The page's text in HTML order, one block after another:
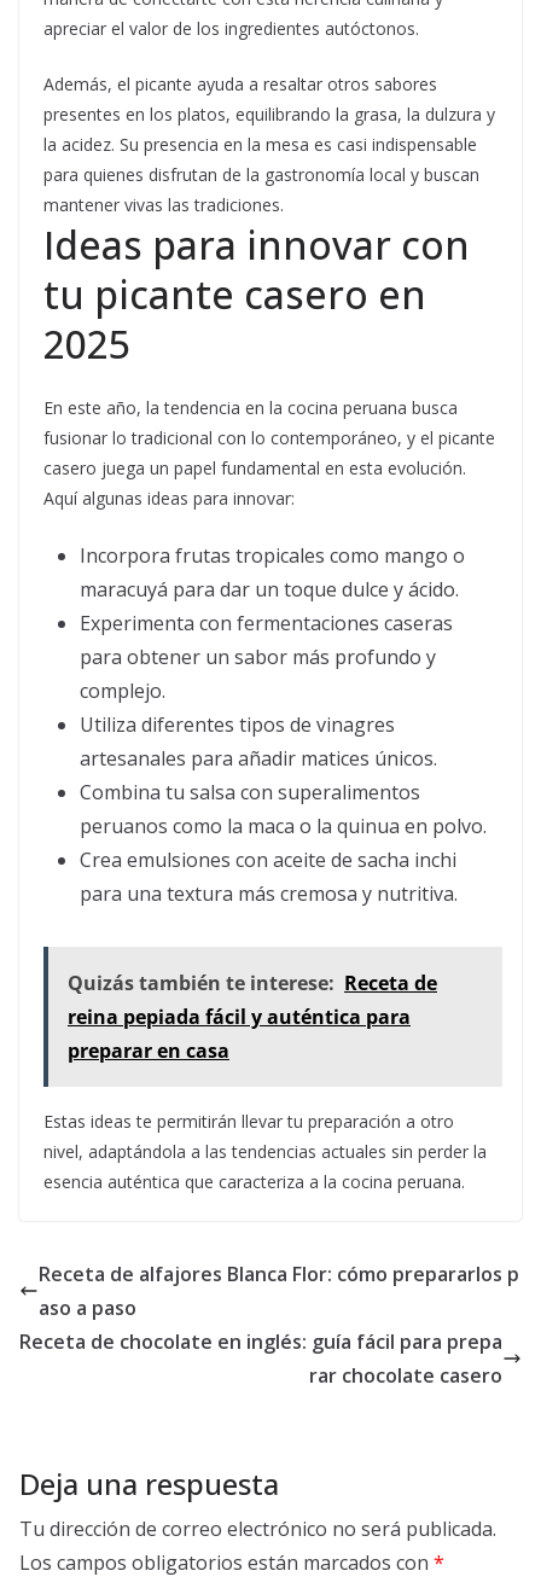
apreciar el valor de los ingredientes autóctonos.
Además, el picante ayuda a resaltar otros sabores
presentes en los platos, equilibrando la grasa, la dulzura y
la acidez. Su presencia en la mesa es casi indispensable
para quienes disfrutan de la gastronomía local y buscan
mantener vivas las tradiciones.
Ideas para innovar con
tu picante casero en
2025
En este año, la tendencia en la cocina peruana busca
fusionar lo tradicional con lo contemporáneo, y el picante
casero juega un papel fundamental en esta evolución.
Aquí algunas ideas para innovar:
Incorpora frutas tropicales como mango o
maracuyá para dar un toque dulce y ácido.
Experimenta con fermentaciones caseras
para obtener un sabor más profundo y
complejo.
Utiliza diferentes tipos de vinagres
artesanales para añadir matices únicos.
Combina tu salsa con superalimentos
peruanos como la maca o la quinua en polvo.
Crea emulsiones con aceite de sacha inchi
para una textura más cremosa y nutritiva.
Quizás también te interese: Receta de
reina pepiada fácil y auténtica para
preparar en casa
Estas ideas te permitirán llevar tu preparación a otro
nivel, adaptándola a las tendencias actuales sin perder la
esencia auténtica que caracteriza a la cocina peruana.
Receta de alfajores Blanca Flor: cómo prepararlos p
aso a paso
Receta de chocolate en inglés: guía fácil para prepa
rar chocolate casero
Deja una respuesta
Tu dirección de correo electrónico no será publicada.
Los campos obligatorios están marcados con *